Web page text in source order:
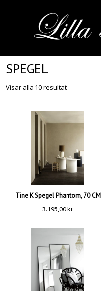
SPEGEL
Visar alla 10 resultat
Tine K Spegel Phantom, 70 CM
3.195,00kr